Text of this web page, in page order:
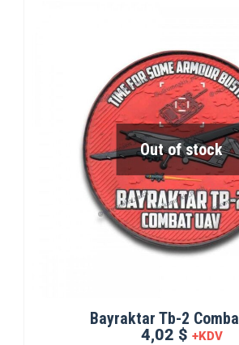
Out of stock
Bayraktar Tb-2
4,02 $ +KDV